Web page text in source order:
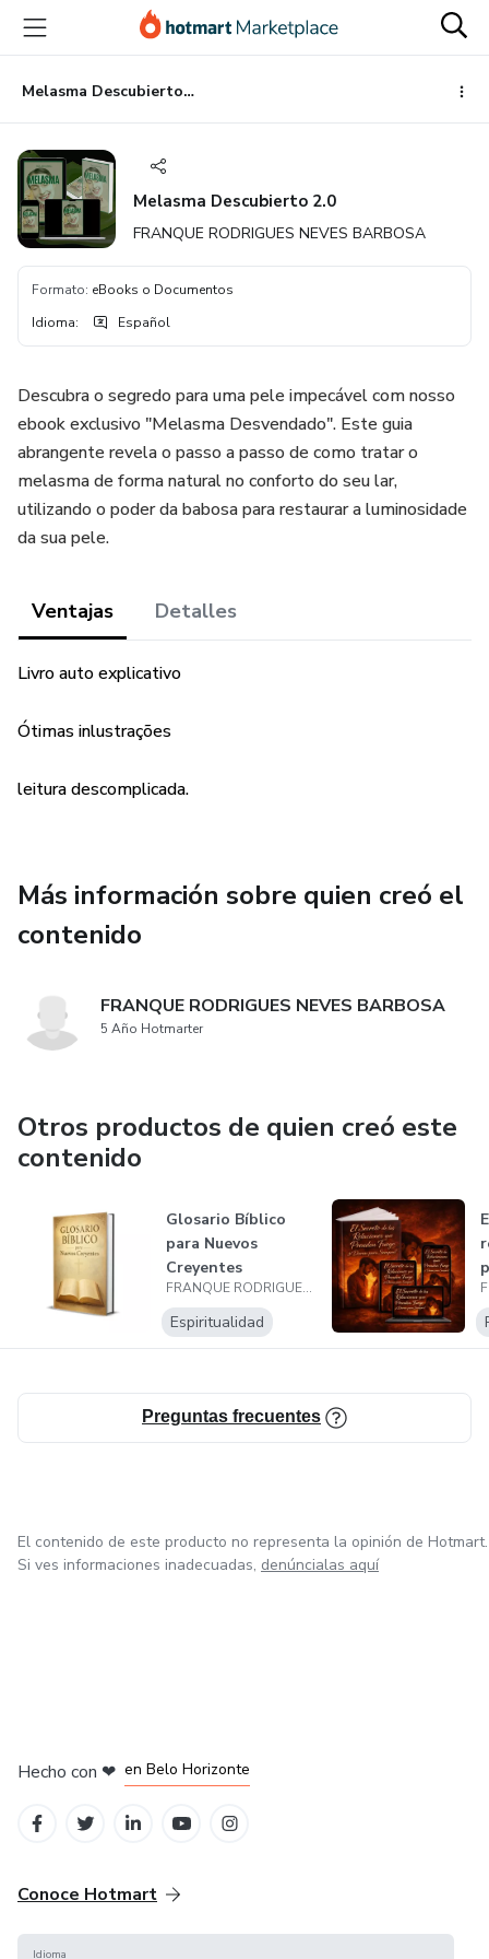
principal
página
de
página
Melasma Descubierto 2.0
Melasma Descubierto 2.0
FRANQUE RODRIGUES NEVES BARBOSA
Formato: eBooks o Documentos
Idioma: Español
Descubra o segredo para uma pele impecável com nosso
ebook exclusivo "Melasma Desvendado". Este guia
abrangente revela o passo a passo de como tratar o
melasma de forma natural no conforto do seu lar,
utilizando o poder da babosa para restaurar a luminosidade
da sua pele.
Ventajas Detalles
Livro auto explicativo
Ótimas inlustrações
leitura descomplicada.
Más información sobre quien creó el
contenido
FRANQUE RODRIGUES NEVES BARBOSA
5 Año Hotmarter
Otros productos de quien creó este
contenido
Glosario Bíblico
para Nuevos
Creyentes
FRANQUE RODRIGUES NEVES BARBOSA
Espiritualidad
Preguntas frecuentes
El contenido de este producto no representa la opinión de Hotmart.
Si ves informaciones inadecuadas, denúncialas aquí
Hecho con ❤ en Belo Horizonte
Conoce Hotmart
Idioma